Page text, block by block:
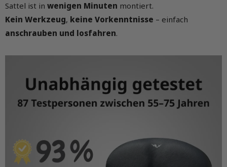
Sattel ist in wenigen Minuten montiert.
Kein Werkzeug, keine Vorkenntnisse – einfach
anschrauben und losfahren.